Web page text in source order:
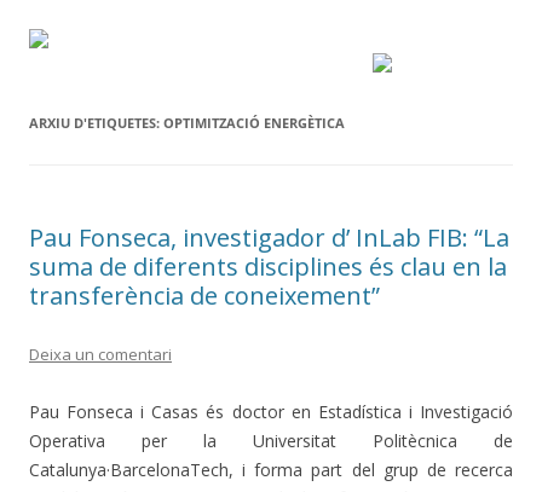
ARXIU D'ETIQUETES: OPTIMITZACIÓ ENERGÈTICA
Pau Fonseca, investigador d’ InLab FIB: “La
suma de diferents disciplines és clau en la
transferència de coneixement”
Deixa un comentari
Pau Fonseca i Casas és doctor en Estadística i Investigació
Operativa per la Universitat Politècnica de
Catalunya·BarcelonaTech, i forma part del grup de recerca